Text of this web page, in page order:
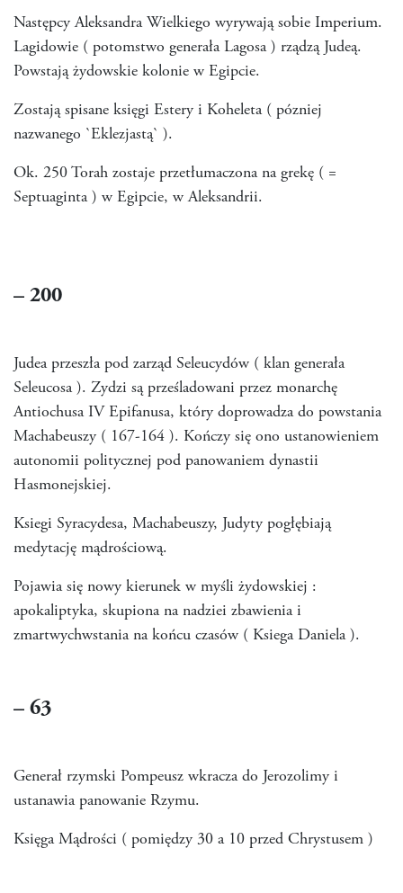
Następcy Aleksandra Wielkiego wyrywają sobie Imperium.
Lagidowie ( potomstwo generała Lagosa ) rządzą Judeą.
Powstają żydowskie kolonie w Egipcie.
Zostają spisane księgi Estery i Koheleta ( pózniej
nazwanego `Eklezjastą` ).
Ok. 250 Torah zostaje przetłumaczona na grekę ( =
Septuaginta ) w Egipcie, w Aleksandrii.
– 200
Judea przeszła pod zarząd Seleucydów ( klan generała
Seleucosa ). Zydzi są prześladowani przez monarchę
Antiochusa IV Epifanusa, który doprowadza do powstania
Machabeuszy ( 167-164 ). Kończy się ono ustanowieniem
autonomii politycznej pod panowaniem dynastii
Hasmonejskiej.
Ksiegi Syracydesa, Machabeuszy, Judyty pogłębiają
medytację mądrościową.
Pojawia się nowy kierunek w myśli żydowskiej :
apokaliptyka, skupiona na nadziei zbawienia i
zmartwychwstania na końcu czasów ( Ksiega Daniela ).
– 63
Generał rzymski Pompeusz wkracza do Jerozolimy i
ustanawia panowanie Rzymu.
Księga Mądrości ( pomiędzy 30 a 10 przed Chrystusem )